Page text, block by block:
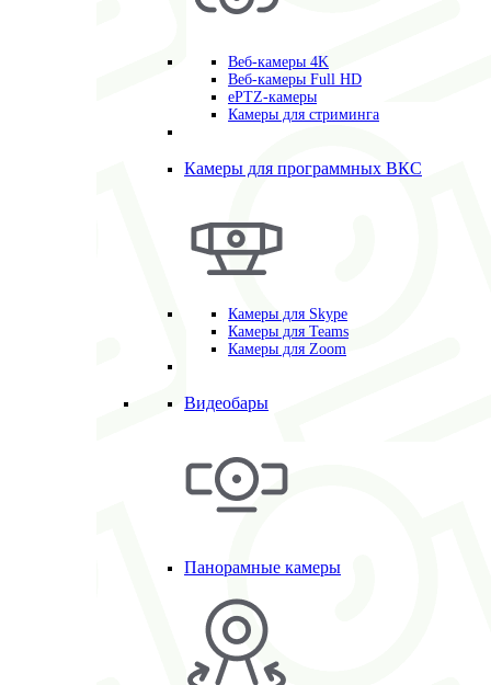
Веб-камеры 4K
Веб-камеры Full HD
ePTZ-камеры
Камеры для стриминга
Камеры для программных ВКС
Камеры для Skype
Камеры для Teams
Камеры для Zoom
Видеобары
Панорамные камеры